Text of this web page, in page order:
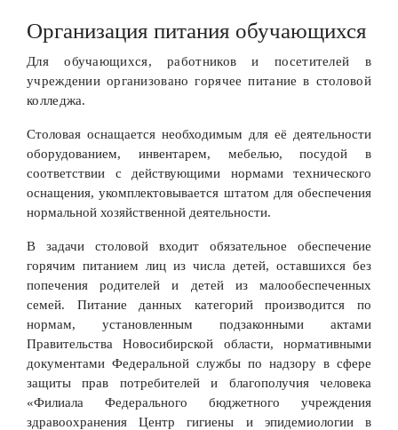
Организация питания обучающихся
Для обучающихся, работников и посетителей в
учреждении организовано горячее питание в столовой
колледжа.
Столовая оснащается необходимым для её деятельности
оборудованием, инвентарем, мебелью, посудой в
соответствии с действующими нормами технического
оснащения, укомплектовывается штатом для обеспечения
нормальной хозяйственной деятельности.
В задачи столовой входит обязательное обеспечение
горячим питанием лиц из числа детей, оставшихся без
попечения родителей и детей из малообеспеченных
семей. Питание данных категорий производится по
нормам, установленным подзаконными актами
Правительства Новосибирской области, нормативными
документами Федеральной службы по надзору в сфере
защиты прав потребителей и благополучия человека
«Филиала Федерального бюджетного учреждения
здравоохранения Центр гигиены и эпидемиологии в